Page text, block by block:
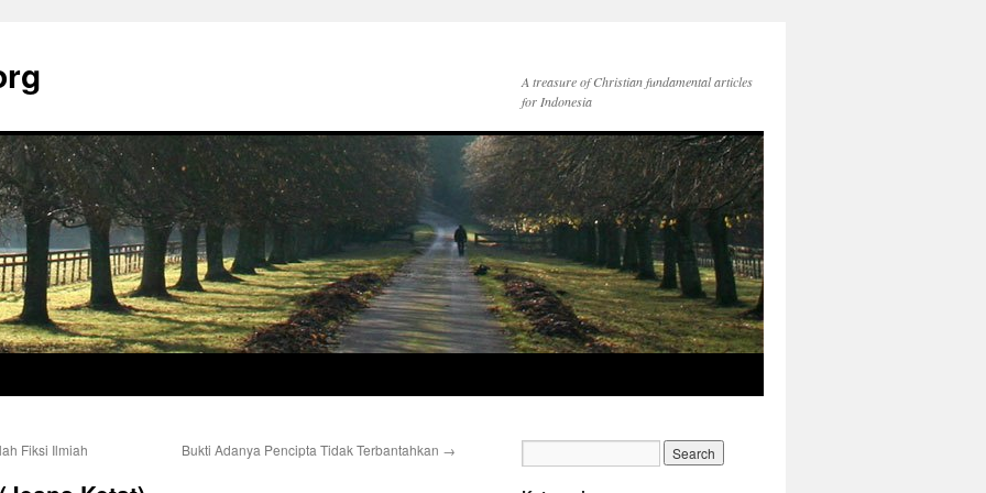
A treasure of Christian fundamental articles
for Indonesia
Fiksi Ilmiah Bukti Adanya Pencipta Tidak Terbantahkan →